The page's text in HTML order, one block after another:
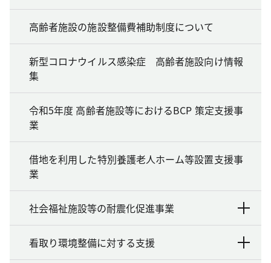
高齢者施設の施設整備費補助制度について
新型コロナウイルス感染症 高齢者施設向け情報
集
令和5年度 高齢者施設等におけるBCP 策定支援事
業
借地を利用した特別養護老人ホーム等設置支援事
業
社会福祉施設等の耐震化促進事業
看取り環境整備に対する支援